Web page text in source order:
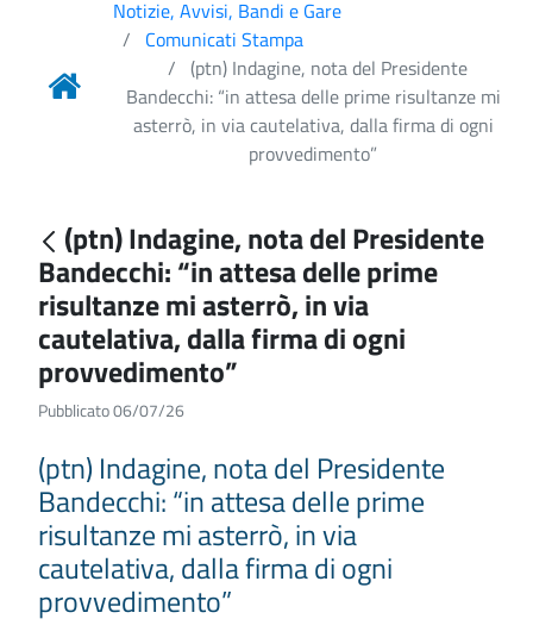
Notizie, Avvisi, Bandi e Gare
Comunicati Stampa
(ptn) Indagine, nota del Presidente
Bandecchi: “in attesa delle prime risultanze mi
asterrò, in via cautelativa, dalla firma di ogni
provvedimento”
(ptn) Indagine, nota del Presidente
Bandecchi: “in attesa delle prime
risultanze mi asterrò, in via
cautelativa, dalla firma di ogni
provvedimento”
Pubblicato 06/07/26
(ptn) Indagine, nota del Presidente
Bandecchi: “in attesa delle prime
risultanze mi asterrò, in via
cautelativa, dalla firma di ogni
provvedimento”